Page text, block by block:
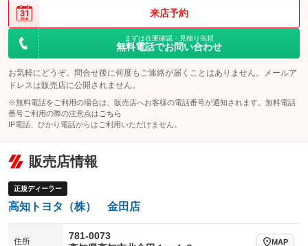
来店予約
まずは在庫確認・見積り依頼
無料電話でお問い合わせ
お気軽にどうぞ。問合せ後に何度もご連絡が届くことはありません。メールア
ドレスは販売店に公開されません。
※無料電話をご利用の場合は、販売店へお客様の電話番号が通知されます。無料電話
番号ご利用の際の注意点は こちら
IP電話、ひかり電話からはご利用いただけません。
販売店情報
正規ディーラー
高知トヨタ（株） 金田店
住所
781-0073
MAP